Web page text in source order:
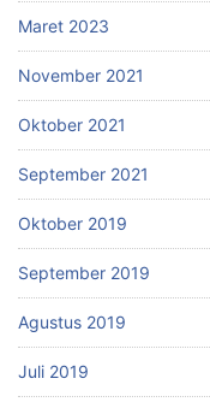
Maret 2023
November 2021
Oktober 2021
September 2021
Oktober 2019
September 2019
Agustus 2019
Juli 2019